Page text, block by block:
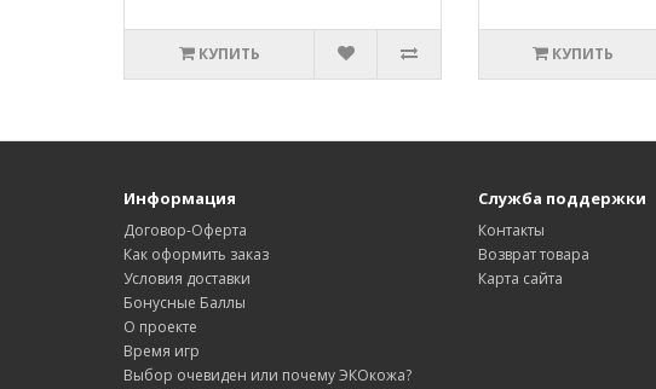
КУПИТЬ КУПИТЬ
Информация
Договор-Оферта
Как оформить заказ
Условия доставки
Бонусные Баллы
О проекте
Время игр
Выбор очевиден или почему ЭКОкожа?
Служба поддержки
Контакты
Возврат товара
Карта сайта